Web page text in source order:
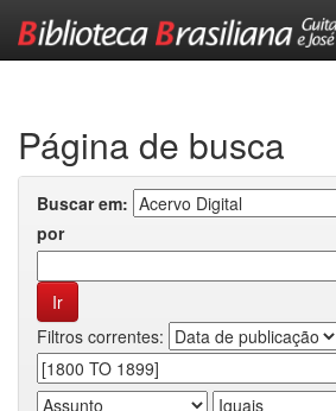
Página de busca
Buscar em:
por
Filtros correntes: